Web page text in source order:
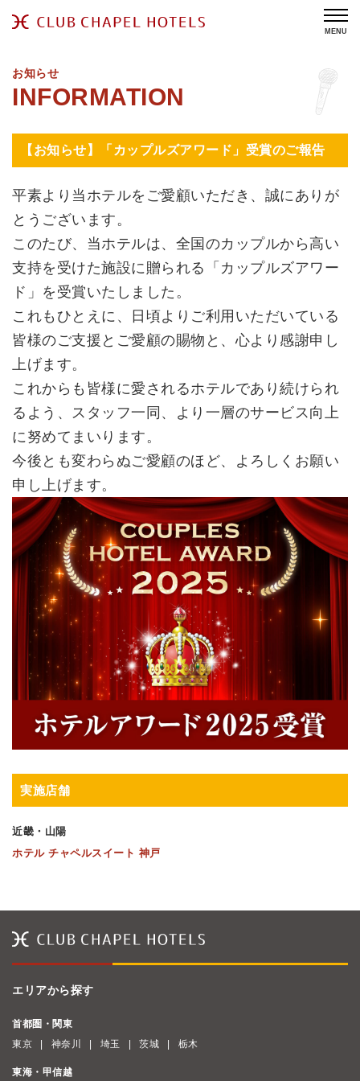
MENU
お知らせ
【お知らせ】「カップルズアワード」受賞のご報告
平素より当ホテルをご愛顧いただき、誠にありが
とうございます。
このたび、当ホテルは、全国のカップルから高い
支持を受けた施設に贈られる「カップルズアワー
ド」を受賞いたしました。
これもひとえに、日頃よりご利用いただいている
皆様のご支援とご愛顧の賜物と、心より感謝申し
上げます。
これからも皆様に愛されるホテルであり続けられ
るよう、スタッフ一同、より一層のサービス向上
に努めてまいります。
今後とも変わらぬご愛顧のほど、よろしくお願い
申し上げます。
実施店舗
近畿・山陽
ホテル チャペルスイート 神戸
エリアから探す
首都圏・関東
東京
神奈川 埼玉 茨城 栃木
東海・甲信越